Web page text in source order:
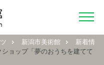
新潟市美術館
新着情
ョップ「夢のおうちを建てて